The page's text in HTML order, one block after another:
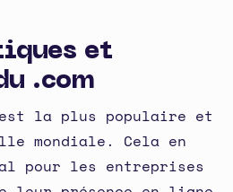
et
.com
la plus populaire et
mondiale. Cela en
pour les entreprises